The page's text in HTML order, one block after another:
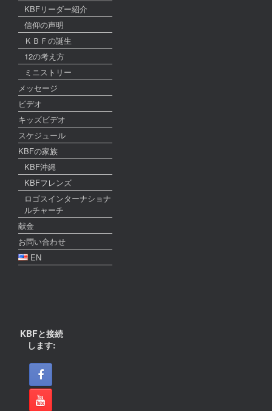
KBFリーダー紹介
信仰の声明
ＫＢＦの誕生
12の考え方
ミニストリー
メッセージ
ビデオ
キッズビデオ
スケジュール
KBFの家族
KBF沖縄
KBFフレンズ
ロゴスインターナショナ
ルチャーチ
献金
お問い合わせ
EN
KBFと接続
します: